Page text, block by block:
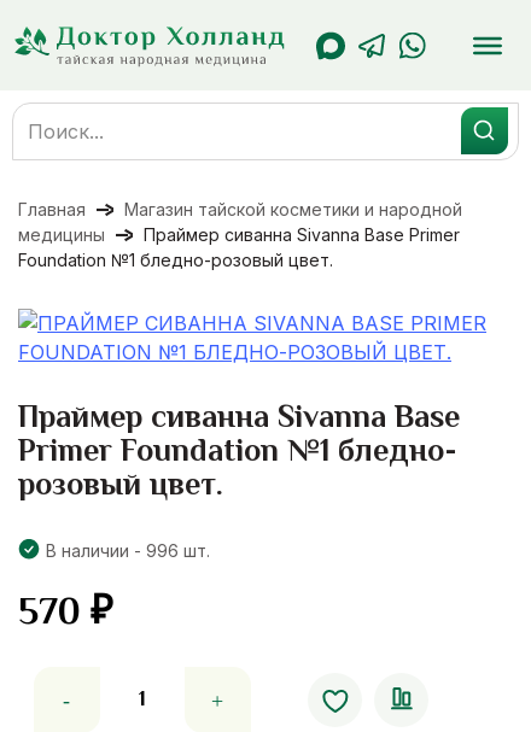
содержанию
Search
for:
Главная
Магазин тайской косметики и народной
медицины
Праймер сиванна Sivanna Base Primer
Foundation №1 бледно-розовый цвет.
Праймер сиванна Sivanna Base
Primer Foundation №1 бледно-
розовый цвет.
В наличии - 996 шт.
570₽
товара